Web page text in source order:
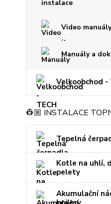
instalace
Video manuály
Manuály a
Velkoobchod -
👷🏼 INSTALACE
Tepelná
Kotle na uhlí,
pelety
Akumulační